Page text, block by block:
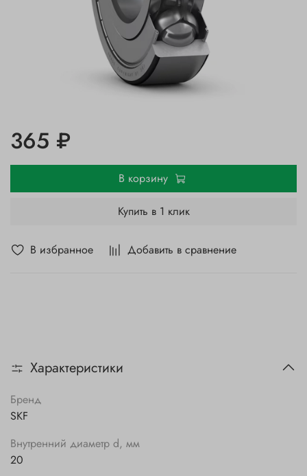
В избранное Добавить в сравнение
365 ₽
В корзину
Купить в 1 клик
Характеристики
Бренд
SKF
Внутренний диаметр d, мм
20